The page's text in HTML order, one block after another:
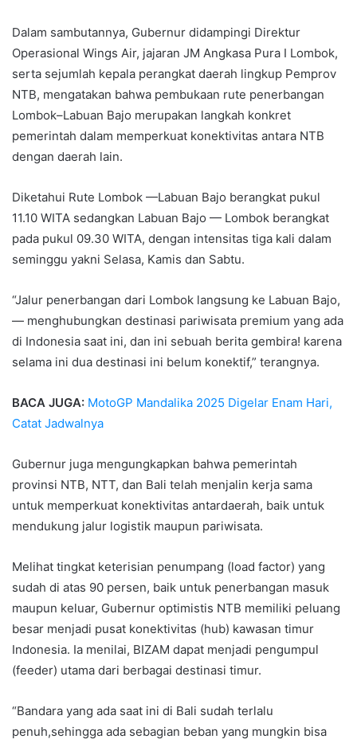
Dalam sambutannya, Gubernur didampingi Direktur
Operasional Wings Air, jajaran JM Angkasa Pura I Lombok,
serta sejumlah kepala perangkat daerah lingkup Pemprov
NTB, mengatakan bahwa pembukaan rute penerbangan
Lombok–Labuan Bajo merupakan langkah konkret
pemerintah dalam memperkuat konektivitas antara NTB
dengan daerah lain.
Diketahui Rute Lombok —Labuan Bajo berangkat pukul
11.10 WITA sedangkan Labuan Bajo — Lombok berangkat
pada pukul 09.30 WITA, dengan intensitas tiga kali dalam
seminggu yakni Selasa, Kamis dan Sabtu.
“Jalur penerbangan dari Lombok langsung ke Labuan Bajo,
— menghubungkan destinasi pariwisata premium yang ada
di Indonesia saat ini, dan ini sebuah berita gembira! karena
selama ini dua destinasi ini belum konektif,” terangnya.
BACA JUGA: MotoGP Mandalika 2025 Digelar Enam Hari,
Catat Jadwalnya
Gubernur juga mengungkapkan bahwa pemerintah
provinsi NTB, NTT, dan Bali telah menjalin kerja sama
untuk memperkuat konektivitas antardaerah, baik untuk
mendukung jalur logistik maupun pariwisata.
Melihat tingkat keterisian penumpang (load factor) yang
sudah di atas 90 persen, baik untuk penerbangan masuk
maupun keluar, Gubernur optimistis NTB memiliki peluang
besar menjadi pusat konektivitas (hub) kawasan timur
Indonesia. Ia menilai, BIZAM dapat menjadi pengumpul
(feeder) utama dari berbagai destinasi timur.
“Bandara yang ada saat ini di Bali sudah terlalu
penuh,sehingga ada sebagian beban yang mungkin bisa